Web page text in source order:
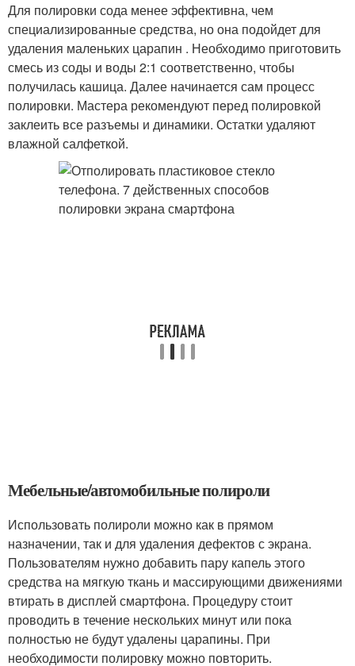
Для полировки сода менее эффективна, чем
специализированные средства, но она подойдет для
удаления маленьких царапин . Необходимо приготовить
смесь из соды и воды 2:1 соответственно, чтобы
получилась кашица. Далее начинается сам процесс
полировки. Мастера рекомендуют перед полировкой
заклеить все разъемы и динамики. Остатки удаляют
влажной салфеткой.
Мебельные/автомобильные полироли
Использовать полироли можно как в прямом
назначении, так и для удаления дефектов с экрана.
Пользователям нужно добавить пару капель этого
средства на мягкую ткань и массирующими движениями
втирать в дисплей смартфона. Процедуру стоит
проводить в течение нескольких минут или пока
полностью не будут удалены царапины. При
необходимости полировку можно повторить.